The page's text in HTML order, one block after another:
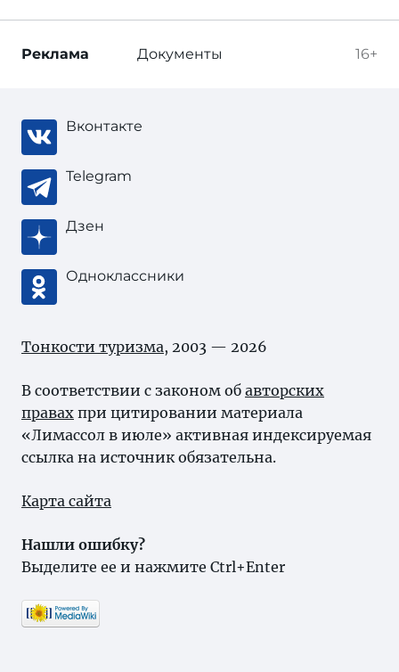
16+
Реклама Документы
Вконтакте
Telegram
Дзен
Одноклассники
Тонкости туризма, 2003 — 2026
В соответствии с законом об авторских
правах при цитировании материала
«Лимассол в июле» активная индексируемая
ссылка на источник обязательна.
Карта сайта
Нашли ошибку?
Выделите ее и нажмите Ctrl+Enter